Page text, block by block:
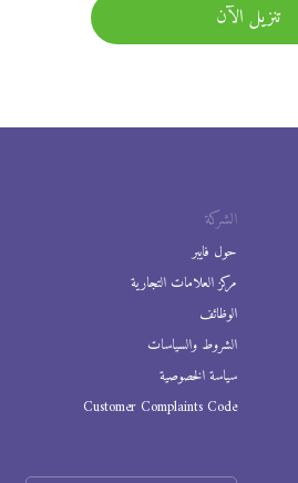
تنزيل الآن
الشركة
حول فايبر
مركز العلامات التجارية
الوظائف
الشروط والسياسات
سياسة الخصوصية
Customer Complaints Code